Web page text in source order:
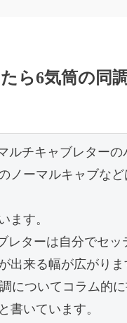
ら6気筒の同
ルチキャブレター
ノーマルキャブな
ます。
レターは自分でセッ
出来る幅が広がりま
についてコラム的に
書いています。